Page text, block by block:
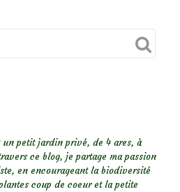
petit jardin privé, de 4 ares, à
ce blog, je partage ma passion
en encourageant la biodiversité
coup de coeur et la petite